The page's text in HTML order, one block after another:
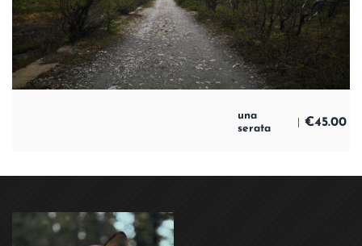
una
serata
€45.00